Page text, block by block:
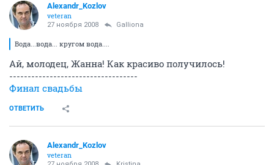
Alexandr_Kozlov
veteran
27 ноября 2008 Galliona
Вода...вода... кругом вода....
Ай, молодец, Жанна! Как красиво получилось!
-----------------------------------
Финал свадьбы
ОТВЕТИТЬ
Alexandr_Kozlov
veteran